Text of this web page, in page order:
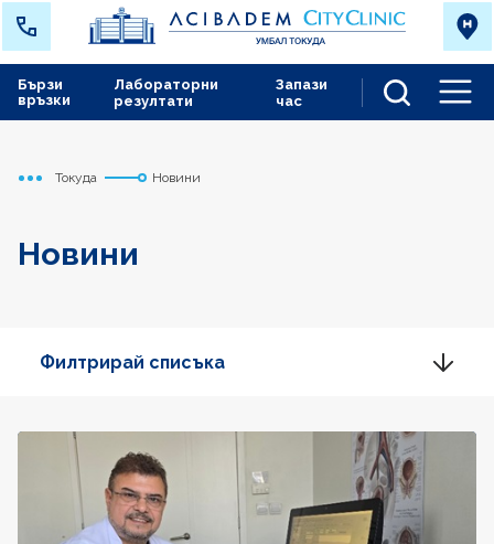
Лабораторни
резултати
Запази
час
Бързи
връзки
Начало
Токуда Новини
Новини
Филтрирай списъка